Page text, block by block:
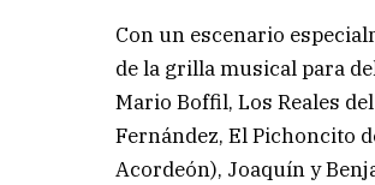
Con un escenario
de la grilla musical para
Mario Boffil, Los Reales
Fernández, El Pichoncito
Acordeón), Joaquín y